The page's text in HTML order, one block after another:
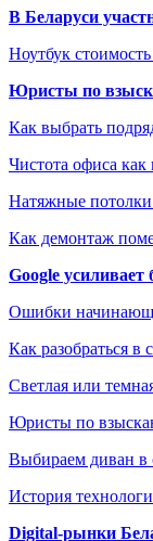
В Беларуси
Ноутбук
Юристы по
Как выбрать
Чистота офиса как
Натяжные потолки
Как демонтаж
Google
Ошибки
Как разобраться в
Светлая или
Юристы по
Выбираем диван в
История
Digital-рынки